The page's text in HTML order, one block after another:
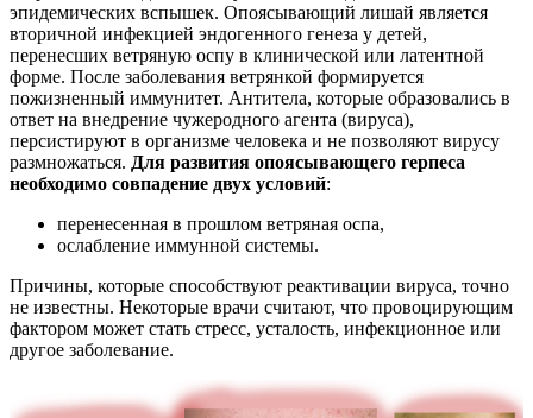
эпидемических вспышек. Опоясывающий лишай является
вторичной инфекцией эндогенного генеза у детей,
перенесших ветряную оспу в клинической или латентной
форме. После заболевания ветрянкой формируется
пожизненный иммунитет. Антитела, которые образовались в
ответ на внедрение чужеродного агента (вируса),
персистируют в организме человека и не позволяют вирусу
размножаться. Для развития опоясывающего герпеса
необходимо совпадение двух условий:
перенесенная в прошлом ветряная оспа,
ослабление иммунной системы.
Причины, которые способствуют реактивации вируса, точно
не известны. Некоторые врачи считают, что провоцирующим
фактором может стать стресс, усталость, инфекционное или
другое заболевание.